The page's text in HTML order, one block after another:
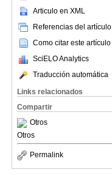
Articulo en XML
Referencias del artículo
Como citar este artículo
SciELO Analytics
Traducción automática
Links relacionados
Compartir
Otros
Otros
Permalink